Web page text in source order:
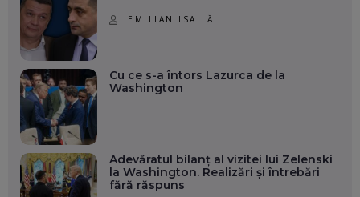
EMILIAN ISAILĂ
Cu ce s-a întors Lazurca de la
Washington
Adevăratul bilanț al vizitei lui Zelenski
la Washington. Realizări și întrebări
fără răspuns